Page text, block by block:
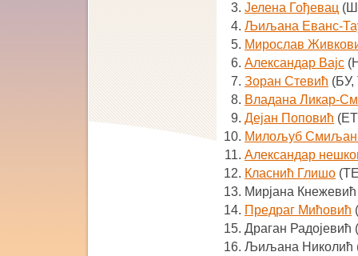
Јелена Гођевац
Љиљана Еванс-
Мирослав
Александар Вајс
Зоран Стевић (БУ,
Владана Ликар-
Дејан Поповић
Милољуб
Александар
Класнић Глишо
Мирјана
Предраг Мићовић
Драган Радојевић
Љиљана Николић